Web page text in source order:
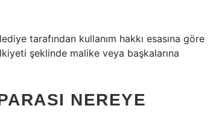
tarafından kullanım hakkı esasına göre
şeklinde malike veya başkalarına
NEREYE